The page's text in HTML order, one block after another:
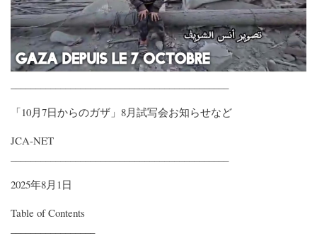
「10月7日からのガザ」8月試写会お知らせなど
JCA-NET
2025年8月1日
Table of Contents